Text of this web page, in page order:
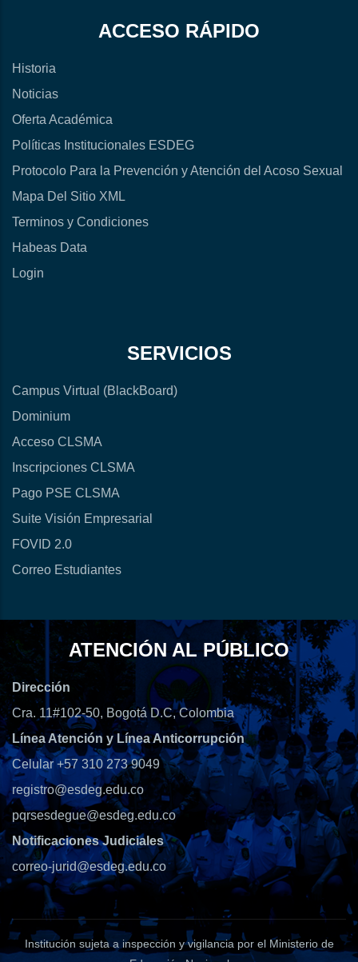
ACCESO RÁPIDO
Historia
Noticias
Oferta Académica
Políticas Institucionales ESDEG
Protocolo Para la Prevención y Atención del Acoso Sexual
Mapa Del Sitio XML
Terminos y Condiciones
Habeas Data
Login
SERVICIOS
Campus Virtual (BlackBoard)
Dominium
Acceso CLSMA
Inscripciones CLSMA
Pago PSE CLSMA
Suite Visión Empresarial
FOVID 2.0
Correo Estudiantes
ATENCIÓN AL PÚBLICO
Dirección
Cra. 11#102-50, Bogotá D.C, Colombia
Línea Atención y Línea Anticorrupción
Celular +57 310 273 9049
registro@esdeg.edu.co
pqrsesdegue@esdeg.edu.co
Notificaciones Judiciales
correo-jurid@esdeg.edu.co
Institución sujeta a inspección y vigilancia por el Ministerio de